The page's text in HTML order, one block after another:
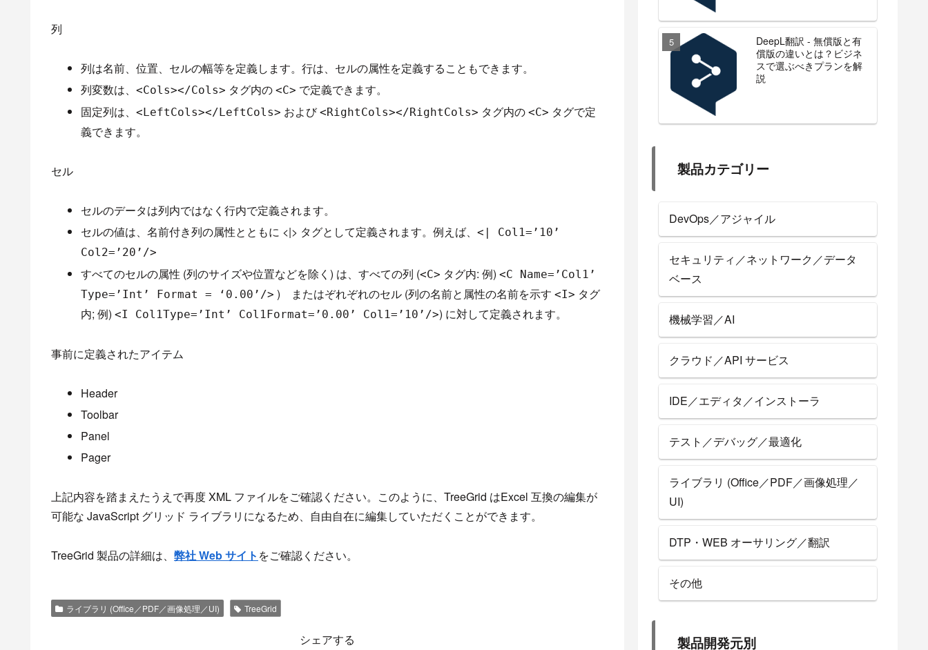
列
列は名前、位置、セルの幅等を定義します。行は、セルの属性を定義することもできます。
列変数は、<Cols></Cols> タグ内の<C> で定義できます。
固定列は、<LeftCols></LeftCols> および<RightCols></RightCols> タグ内の<C> タグで定
義できます。
セル
セルのデータは列内ではなく行内で定義されます。
セルの値は、名前付き列の属性とともに <|> タグとして定義されます。例えば、<| Col1=’10’
Col2=’20’/>
すべてのセルの属性 (列のサイズや位置などを除く) は、すべての列 (<C> タグ内: 例)<C Name=’Col1’
Type=’Int’ Format = ‘0.00’/> ) またはぞれぞれのセル (列の名前と属性の名前を示す<I> タグ
内; 例)<I Col1Type=’Int’ Col1Format=’0.00’ Col1=’10’/>) に対して定義されます。
事前に定義されたアイテム
Header
Toolbar
Panel
Pager
上記内容を踏まえたうえで再度 XML ファイルをご確認ください。このように、TreeGrid はExcel 互換の編集が
可能な JavaScript グリッド ライブラリになるため、自由自在に編集していただくことができます。
TreeGrid 製品の詳細は、 弊社 Web サイト をご確認ください。
ライブラリ (Office／PDF／画像処理／UI) TreeGrid
シェアする
DeepL翻訳 - 無償版と有
償版の違いとは？ビジネ
スで選ぶべきプランを解
説
製品カテゴリー
DevOps／アジャイル
セキュリティ／ネットワーク／データ
ベース
機械学習／AI
クラウド／API サービス
IDE／エディタ／インストーラ
テスト／デバッグ／最適化
ライブラリ (Office／PDF／画像処理／
UI)
DTP・WEB オーサリング／翻訳
その他
製品開発元別